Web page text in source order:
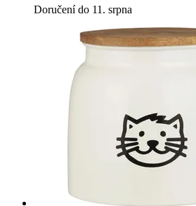
Doručení do 11. srpna